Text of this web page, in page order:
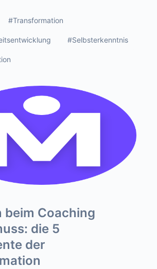
#Transformation
#Selbsterkenntnis
beim Coaching
die 5
der